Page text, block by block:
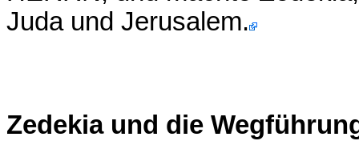
Juda und Jerusalem.
Zedekia und die